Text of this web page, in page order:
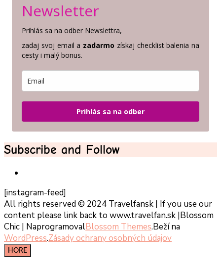
Newsletter
Prihlás sa na odber Newslettra,
zadaj svoj email a zadarmo získaj checklist balenia na
cesty i malý bonus.
Prihlás sa na odber
Subscribe and Follow
[instagram-feed]
All rights reserved © 2024 Travelfansk | If you use our
content please link back to www.travelfan.sk |Blossom
Chic | NaprogramovalBlossom Themes.Beží na
WordPress.Zásady ochrany osobných údajov
HORE